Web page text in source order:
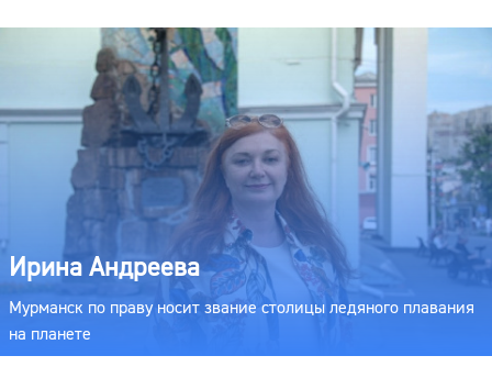
Ирина Андреева
Мурманск по праву носит звание столицы ледяного плавания
на планете